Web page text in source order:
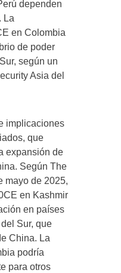
dependen
La
en Colombia
de poder
según un
Asia del
implicaciones
que
expansión de
Según The
mayo de 2025,
en Kashmir
en países
Sur, que
China. La
podría
para otros